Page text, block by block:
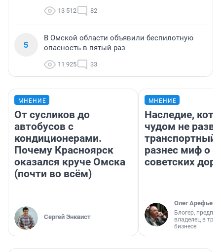
13 512 82
5
В Омской области объявили беспилотную
опасность в пятый раз
11 925 33
МНЕНИЕ
От сусликов до
автобусов с
кондиционерами.
Почему Красноярск
оказался круче Омска
(почти во всём)
Сергей Энквист
МНЕНИЕ
Наследие,
чудом не
транспортный
разнес миф о
советских
Олег Арефьев
Блогер,
владелец в
бизнесе